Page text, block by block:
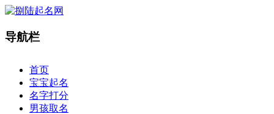
导航栏
首页
宝宝起名
名字打分
男孩取名